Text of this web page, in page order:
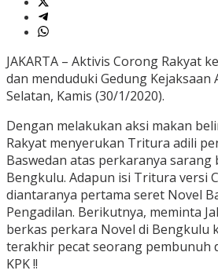
JAKARTA – Aktivis Corong Rakyat
dan menduduki Gedung Kejaksaan
Selatan, Kamis (30/1/2020).
Dengan melakukan aksi makan
Rakyat menyerukan Tritura adili
Baswedan atas perkaranya sarang
Bengkulu. Adapun isi Tritura versi
diantaranya pertama seret Novel
Pengadilan. Berikutnya, meminta
berkas perkara Novel di Bengkulu
terakhir pecat seorang pembunuh
KPK !!